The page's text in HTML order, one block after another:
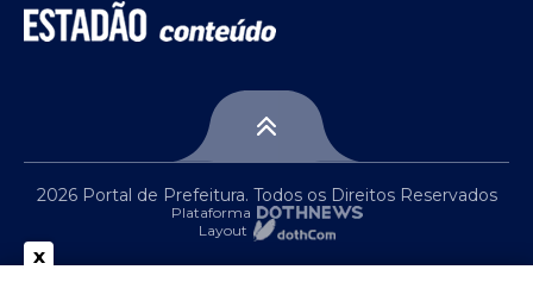
2026 Portal de Prefeitura. Todos os Direitos Reservados
Plataforma
Layout
x